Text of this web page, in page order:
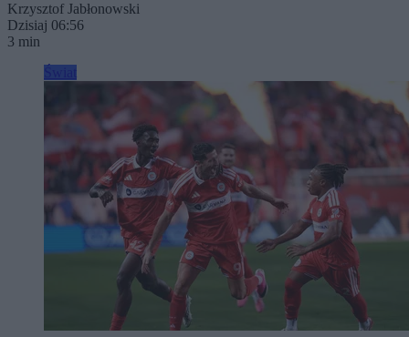
Krzysztof Jabłonowski
Dzisiaj 06:56
3 min